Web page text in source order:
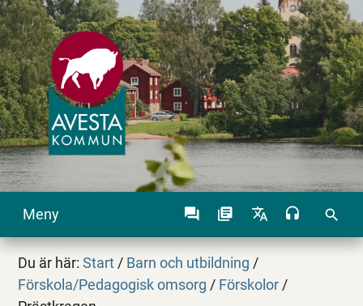
Meny search
Du är här:Start / Barn och utbildning /
Förskola/Pedagogisk omsorg / Förskolor /